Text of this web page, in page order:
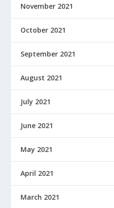
November 2021
October 2021
September 2021
August 2021
July 2021
June 2021
May 2021
April 2021
March 2021